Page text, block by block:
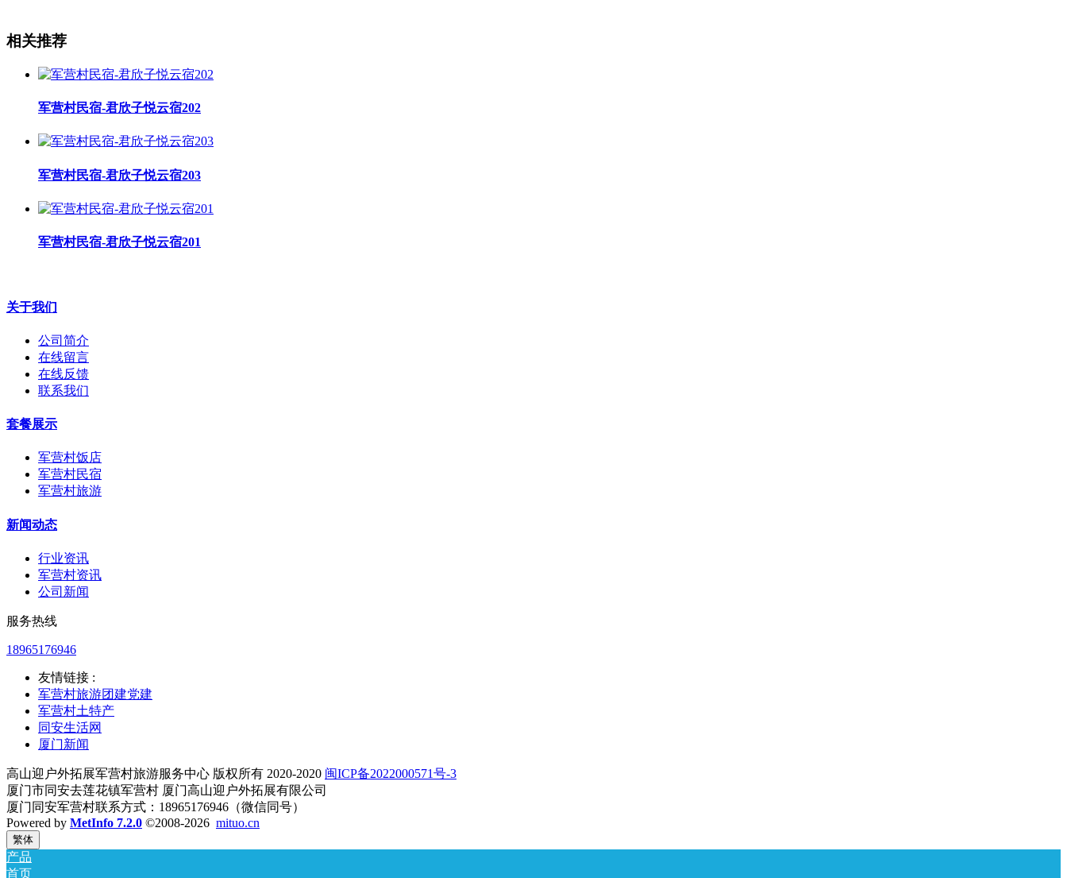
相关推荐
军营村民宿-君欣子悦云宿202
军营村民宿-君欣子悦云宿203
军营村民宿-君欣子悦云宿201
关于我们
公司简介
在线留言
在线反馈
联系我们
套餐展示
军营村饭店
军营村民宿
军营村旅游
新闻动态
行业资讯
军营村资讯
公司新闻
服务热线
18965176946
友情链接 :
军营村旅游团建党建
军营村土特产
同安生活网
厦门新闻
高山迎户外拓展军营村旅游服务中心 版权所有 2020-2020 闽ICP备2022000571号-3
厦门市同安去莲花镇军营村 厦门高山迎户外拓展有限公司
厦门同安军营村联系方式：18965176946（微信同号）
Powered by MetInfo 7.2.0 ©2008-2026 mituo.cn
繁体
产品
首页